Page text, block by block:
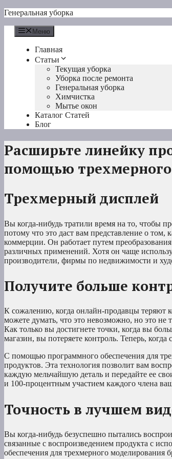
Перейти
содержимому
Генеральная уборка
Меню
Главная
Статьи
Текущая уборка
Уборка после ремонта
Генеральная уборка
Химчистка
Мытье окон
Каталог Статей
Блог
Расширьте линейку
помощью
Трехмерный дисплей
Вы когда-нибудь тратили время на то, чтобы
потому что это даст вам представление о том,
коммерции. Он работает путем
различных применений. Хотя он чаще
производители, фирмы по недвижимости и
Получите больше
К сожалению, когда онлайн-продавцы теряют
можете думать, что это невозможно, но это не
Как только вы достигнете точки, когда вы
магазин, вы потеряете контроль. Теперь,
С помощью программного обеспечения для
продуктов. Эта технология позволит вам
каждую мельчайшую деталь и передайте ее
и 100-процентным участием каждого члена
Точность в лучшем
Вы когда-нибудь безуспешно пытались
связанные с воспроизведением продукта с
обеспечения для трехмерного моделирования